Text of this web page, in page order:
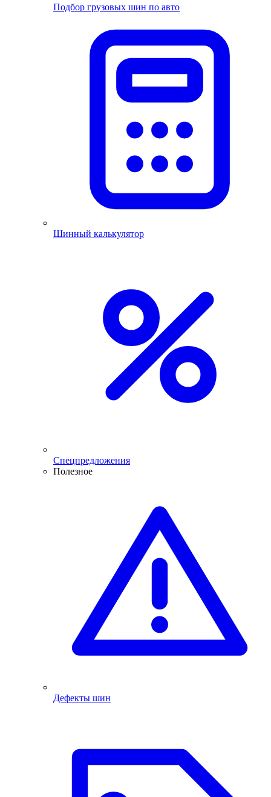
Подбор грузовых шин по авто
Шинный калькулятор
Спецпредложения
Полезное
Дефекты шин